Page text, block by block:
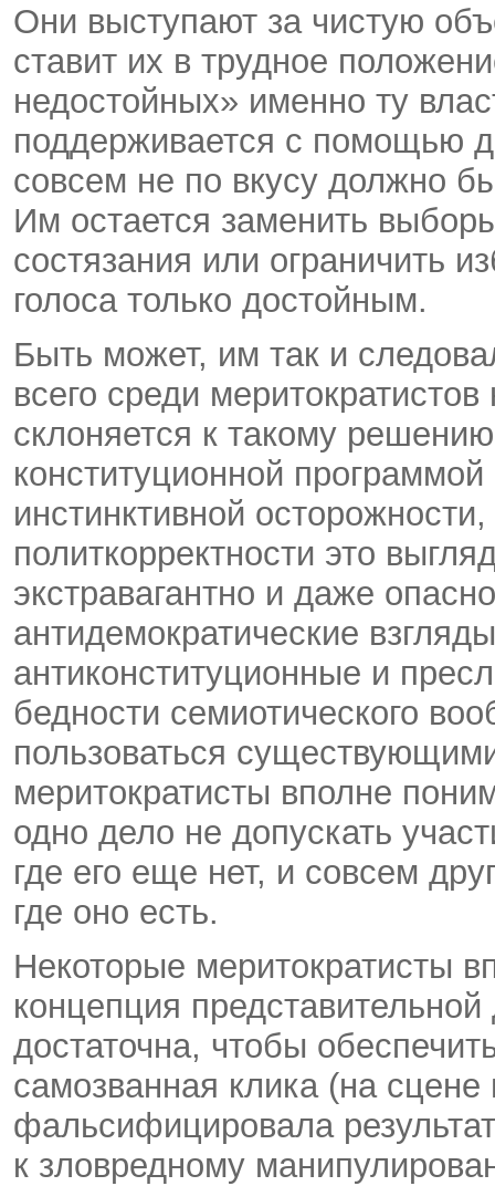
Они выступают за чистую
ставит их в трудное
недостойных» именно ту
поддерживается с помощью
совсем не по вкусу должно
Им остается заменить
состязания или ограничить
голоса только достойным.
Быть может, им так и
всего среди
склоняется к такому
конституционной
инстинктивной
политкорректности это
экстравагантно и даже
антидемократические
антиконституционные и
бедности семиотического
пользоваться
меритократисты вполне
одно дело не допускать
где его еще нет, и совсем
где оно есть.
Некоторые меритократисты
концепция
достаточна, чтобы
самозванная клика (на
фальсифицировала
к зловредному